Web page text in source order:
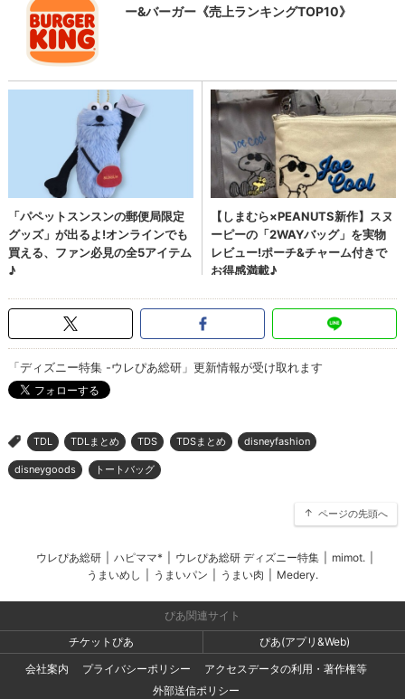
「ディズニー特集 -ウレぴあ総研」更新情報が受け取れます
> TDL TDLまとめ TDS TDSまとめ disneyfashion
disneygoods トートバッグ
ページの先頭へ
ウレぴあ総研 ハピママ* ウレぴあ総研 ディズニー特集 mimot.
うまいめし
うまいパン うまい肉 Medery.
ぴあ関連サイト
チケットぴあ
ぴあ(アプリ&Web)
会社案内
プライバシーポリシー
アクセスデータの利用・著作権等
外部送信ポリシー